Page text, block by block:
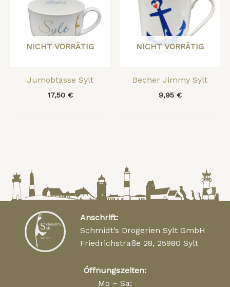
NICHT VORRÄTIG
Jumobtasse Sylt
17,50 €
NICHT VORRÄTIG
Becher Jimmy Sylt
9,95 €
Anschrift:
Schmidt’s Drogerien Sylt GmbH
Friedrichstraße 28, 25980 Sylt
Öffnungszeiten:
Mo – Sa: